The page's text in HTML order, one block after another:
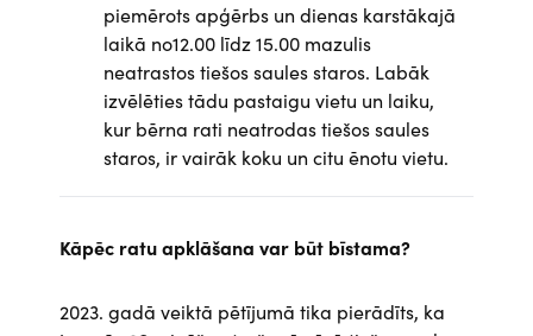
piemērots apģērbs un dienas karstākajā
laikā no12.00 līdz 15.00 mazulis
neatrastos tiešos saules staros. Labāk
izvēlēties tādu pastaigu vietu un laiku,
kur bērna rati neatrodas tiešos saules
staros, ir vairāk koku un citu ēnotu vietu.
Kāpēc ratu apklāšana var būt bīstama?
2023. gadā veiktā pētījumā tika pierādīts, ka